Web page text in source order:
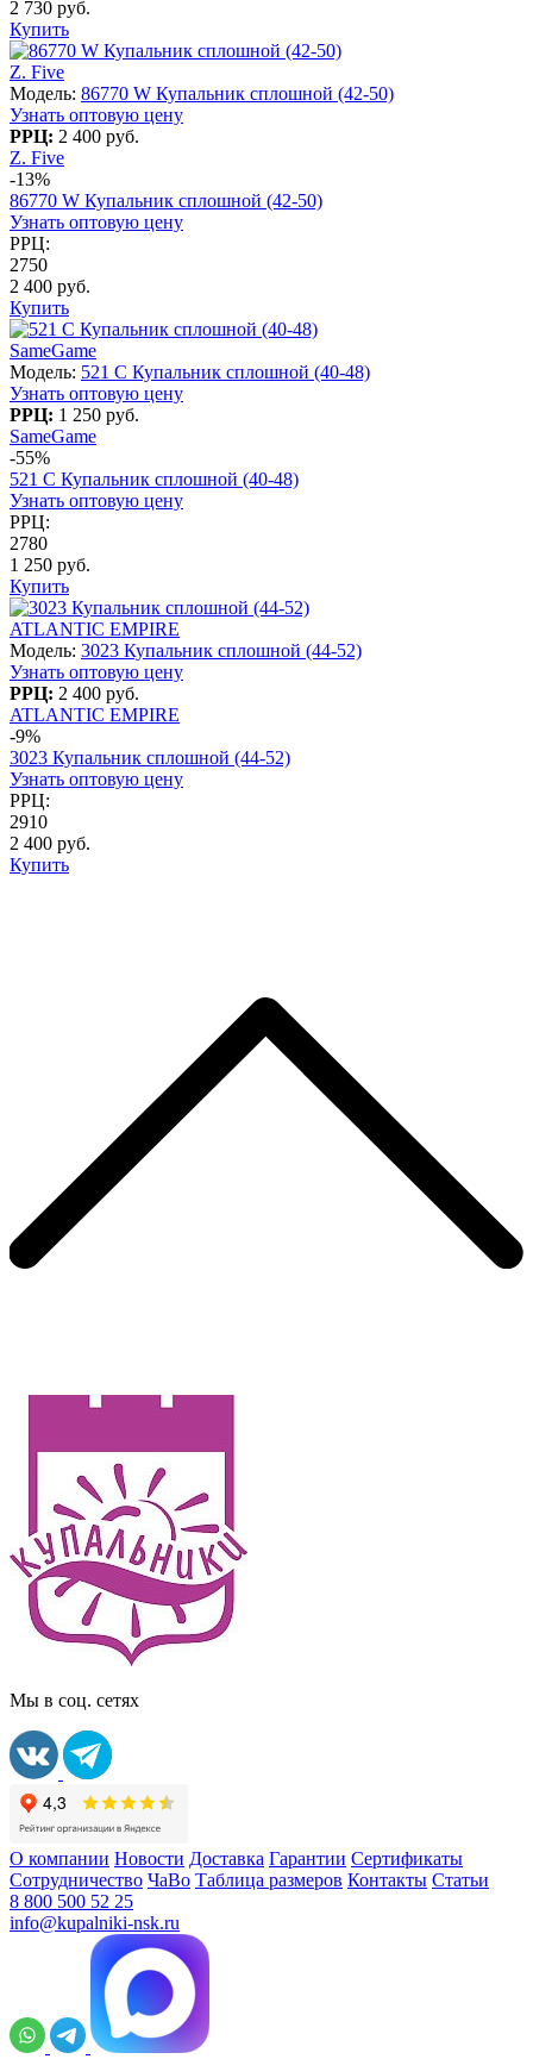
2 730 руб.
Купить
Z. Five
Модель: 86770 W Купальник сплошной (42-50)
Узнать оптовую цену
РРЦ: 2 400 руб.
Z. Five
-13%
86770 W Купальник сплошной (42-50)
Узнать оптовую цену
РРЦ:
2750
2 400 руб.
Купить
SameGame
Модель: 521 C Купальник сплошной (40-48)
Узнать оптовую цену
РРЦ: 1 250 руб.
SameGame
-55%
521 C Купальник сплошной (40-48)
Узнать оптовую цену
РРЦ:
2780
1 250 руб.
Купить
ATLANTIC EMPIRE
Модель: 3023 Купальник сплошной (44-52)
Узнать оптовую цену
РРЦ: 2 400 руб.
ATLANTIC EMPIRE
-9%
3023 Купальник сплошной (44-52)
Узнать оптовую цену
РРЦ:
2910
2 400 руб.
Купить
Мы в соц. сетях
О компании Новости Доставка Гарантии Сертификаты
Сотрудничество ЧаВо Таблица размеров Контакты Статьи
8 800 500 52 25
info@kupalniki-nsk.ru